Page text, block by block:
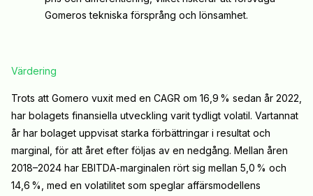
Gomeros tekniska försprång och lönsamhet.
Värdering
Trots att Gomero vuxit med en CAGR om 16,9 % sedan år 2022,
har bolagets finansiella utveckling varit tydligt volatil. Vartannat
år har bolaget uppvisat starka förbättringar i resultat och
marginal, för att året efter följas av en nedgång. Mellan åren
2018–2024 har EBITDA-marginalen rört sig mellan 5,0 % och
14,6 %, med en volatilitet som speglar affärsmodellens